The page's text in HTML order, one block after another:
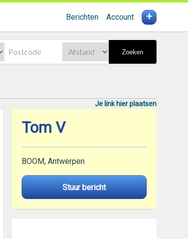
Berichten Account +
Zoeken
Je link hier plaatsen
Tom V
BOOM, Antwerpen
Stuur bericht